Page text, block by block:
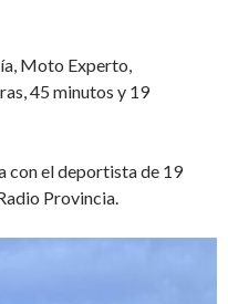
Moto Experto,
45 minutos y 19
con el deportista de 19
Provincia.